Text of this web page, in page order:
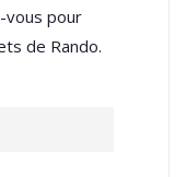
vous pour
de Rando.